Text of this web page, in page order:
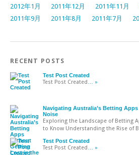
2012年1月
2011年12月 2011年11月
2011年9月
2011年8月 2011年7月
RECENT POSTS
Test Post Created
Test Post Created … »
Navigating Australia’s Betting
Noise
Exploring the Landscape of Betting
to Know Understanding the Rise of
Test Post Created
Test Post Created … »